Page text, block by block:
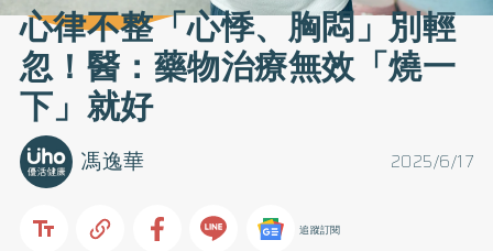
心律不整「心悸、胸悶」別輕
忽！醫：藥物治療無效「燒一
下」就好
2025/6/17
馮逸華
追蹤訂閱